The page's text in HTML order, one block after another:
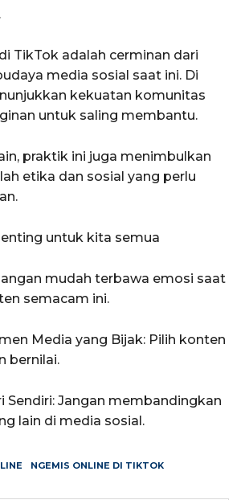
TikTok adalah cerminan dari
media sosial saat ini. Di
kekuatan komunitas
untuk saling membantu.
praktik ini juga menimbulkan
etika dan sosial yang perlu
untuk kita semua
mudah terbawa emosi saat
semacam ini.
Media yang Bijak: Pilih konten
bernilai.
Sendiri: Jangan membandingkan
lain di media sosial.
NGEMIS ONLINE DI TIKTOK